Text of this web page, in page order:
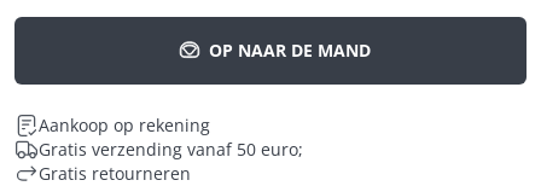
OP NAAR DE MAND
Aankoop op rekening
Gratis verzending vanaf 50 euro;
Gratis retourneren